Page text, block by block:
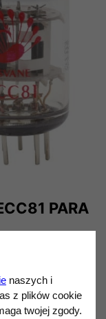
PARA
naszych i
z plików cookie
twojej zgody.